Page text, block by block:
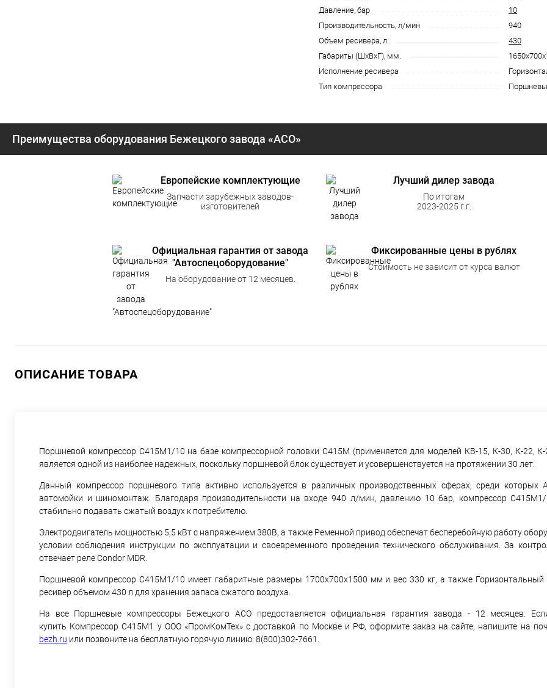
Давление, бар
10
Производительность, л/мин
940
Объем ресивера, л.
430
Габариты (ШхВхГ), мм.
Исполнение ресивера
Тип компрессора
Преимущества оборудования Бежецкого завода «АСО»
Европейские комплектующие
Запчасти зарубежных заводов-
изготовителей
Лучший дилер завода
По итогам
2023-2025 г.г.
Официальная гарантия от завода
"Автоспецоборудование"
На оборудование от 12 месяцев.
Фиксированные цены в рублях
Стоимость не зависит от курса валют
ОПИСАНИЕ ТОВАРА
Поршневой компрессор С415М1/10 на базе компрессорной головки С415М (применяется для моделей КВ-15, К-30, К-22, К-
является одной из наиболее надежных, поскольку поршневой блок существует и усовершенствуется на протяжении 30 лет.
Данный компрессор поршневого типа активно используется в различных производственных сферах, среди которых
автомойки и шиномонтаж. Благодаря производительности на входе 940 л/мин, давлению 10 бар, компрессор
стабильно подавать сжатый воздух к потребителю.
Электродвигатель мощностью 5,5 кВт с напряжением 380В, а также Ременной привод обеспечат бесперебойную работу
условии соблюдения инструкции по эксплуатации и своевременного проведения технического обслуживания. За
отвечает реле Condor MDR.
Поршневой компрессор С415М1/10 имеет габаритные размеры 1700х700х1500 мм и вес 330 кг, а также
ресивер объемом 430 л для хранения запаса сжатого воздуха.
На все Поршневые компрессоры Бежецкого АСО предоставляется официальная гарантия завода - 12 месяцев.
купить Компрессор С415М1 у ООО «ПромКомТех» с доставкой по Москве и РФ, оформите заказ на сайте, напишите на
bezh.ru или позвоните на бесплатную горячую линию: 8(800)302-7661.